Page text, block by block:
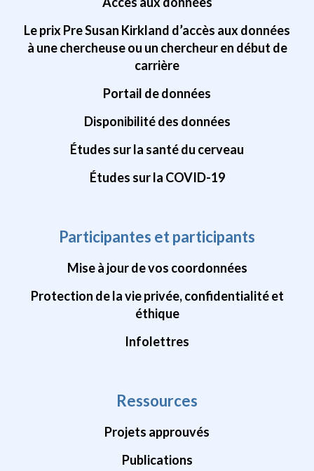
Le prix Pre Susan Kirkland d’accès aux données
à une chercheuse ou un chercheur en début de
carrière
Portail de données
Disponibilité des données
Études sur la santé du cerveau
Études sur la COVID-19
Participantes et participants
Mise à jour de vos coordonnées
Protection de la vie privée, confidentialité et
éthique
Infolettres
Ressources
Projets approuvés
Publications